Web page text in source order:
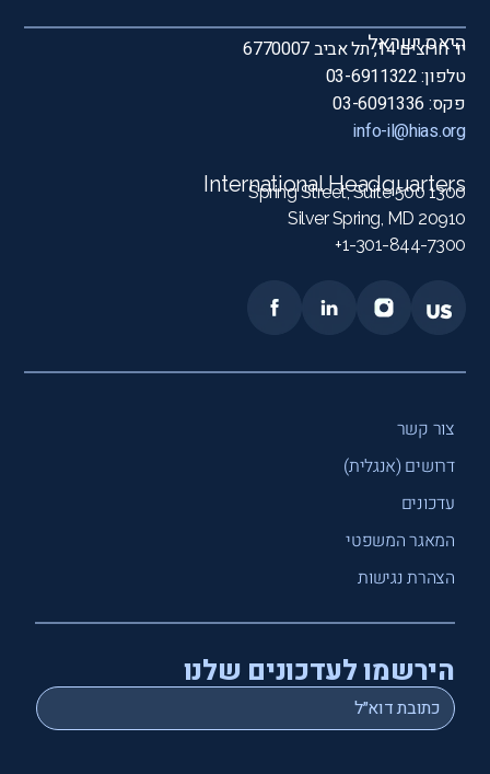
היאס ישראל
יד חרוצים 14, תל אביב 6770007
טלפון: 03-6911322
פקס: 03-6091336
info-il@hias.org
International Headquarters
1300 Spring Street, Suite 500
Silver Spring, MD 20910
1-301-844-7300+
צור קשר
דרושים (אנגלית)
עדכונים
המאגר המשפטי
הצהרת נגישות
הירשמו לעדכונים שלנו
Email
*